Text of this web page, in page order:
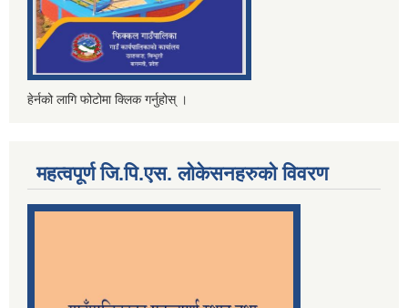
हेर्नको लागि फोटोमा क्लिक गर्नुहोस् ।
महत्वपूर्ण जि.पि.एस. लोकेसनहरुको विवरण